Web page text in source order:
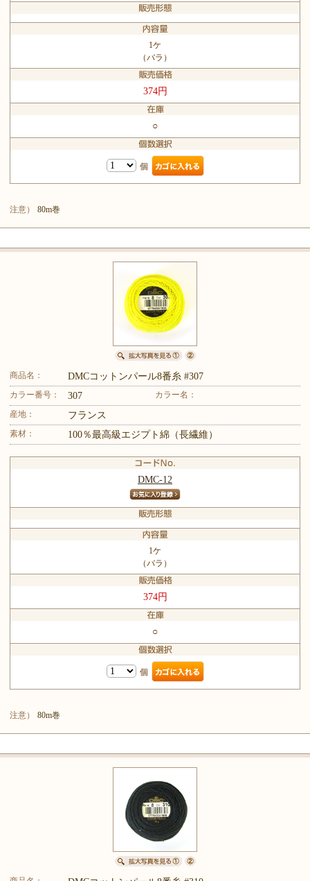
1ケ
（バラ）
374円
○
個
注意） 80m巻
商品名： DMCコットンパール8番糸 #307
カラー番号： 307
カラー名：
産地：
フランス
素材： 100％最高級エジプト綿（長繊維）
DMC-12
1ケ
（バラ）
374円
○
個
注意） 80m巻